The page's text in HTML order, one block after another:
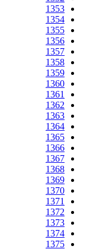
1353
1354
1355
1356
1357
1358
1359
1360
1361
1362
1363
1364
1365
1366
1367
1368
1369
1370
1371
1372
1373
1374
1375